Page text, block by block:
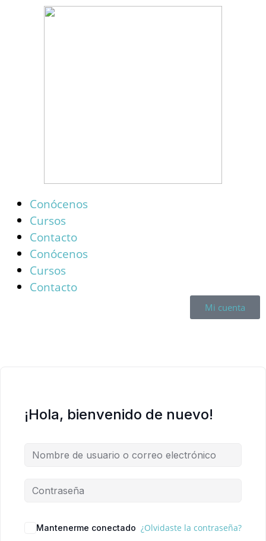
Conócenos
Cursos
Contacto
Conócenos
Cursos
Contacto
Mi cuenta
¡Hola, bienvenido de nuevo!
Mantenerme conectado ¿Olvidaste la contraseña?